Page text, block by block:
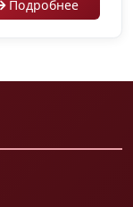
Подробнее